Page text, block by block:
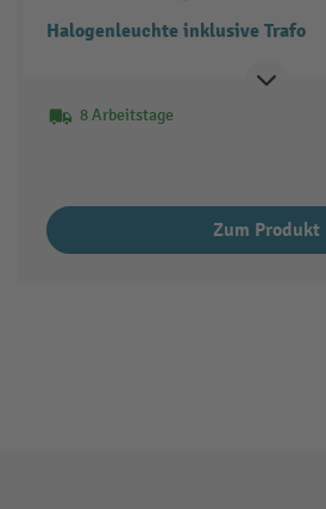
Halogenleuchte inklusive Trafo
8 Arbeitstage
Zum Produkt